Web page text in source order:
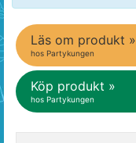
Läs om produkt »
hos Partykungen
Köp produkt »
hos Partykungen